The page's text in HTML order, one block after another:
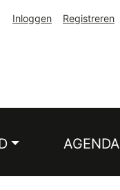
Inloggen Registreren
AGENDA